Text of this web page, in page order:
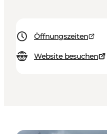
Öffnungszeiten
Website besuchen